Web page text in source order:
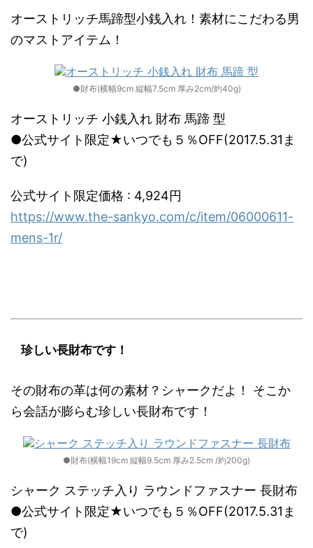
オーストリッチ馬蹄型小銭入れ！素材にこだわる男
のマストアイテム！
●財布(横幅9cm 縦幅7.5cm 厚み2cm/約40g)
オーストリッチ 小銭入れ 財布 馬蹄 型
●公式サイト限定★いつでも５％OFF(2017.5.31ま
で)
公式サイト限定価格 : 4,924円
https://www.the-sankyo.com/c/item/06000611-
mens-1r/
珍しい長財布です！
その財布の革は何の素材？シャークだよ！ そこか
ら会話が膨らむ珍しい長財布です！
●財布(横幅19cm 縦幅9.5cm 厚み2.5cm /約200g)
シャーク ステッチ入り ラウンドファスナー 長財布
●公式サイト限定★いつでも５％OFF(2017.5.31ま
で)